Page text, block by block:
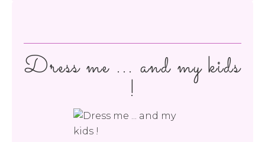
Dress me ... and my kids
!